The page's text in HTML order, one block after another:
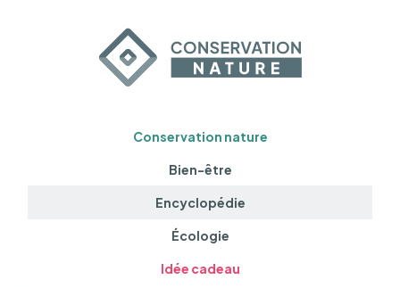
Conservation nature
Bien-être
Encyclopédie
Écologie
Idée cadeau